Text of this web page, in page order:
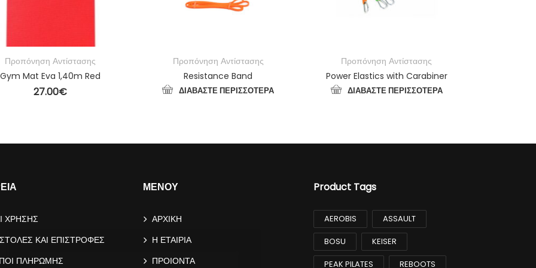
Προπόνηση Αντίστασης
Gym Mat Eva 1,40m Red
27.00€
Προπόνηση Αντίστασης
Resistance Band
ΔΙΑΒΆΣΤΕ ΠΕΡΙΣΣΌΤΕΡΑ
Προπόνηση Αντίστασης
Power Elastics with Carabiner
ΔΙΑΒΆΣΤΕ ΠΕΡΙΣΣΌΤΕΡΑ
ΧΡΗΣΗΣ
ΚΑΙ ΕΠΙΣΤΡΟΦΕΣ
ΠΛΗΡΩΜΗΣ
ΜΕΝΟΥ
ΑΡΧΙΚΗ
Η ΕΤΑΙΡΙΑ
ΠΡΟΙΟΝΤΑ
Product Tags
AEROBIS
ASSAULT
BOSU
KEISER
PEAK PILATES
REBOOTS